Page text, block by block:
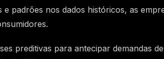
e padrões nos dados históricos, as
preditivas para antecipar demandas